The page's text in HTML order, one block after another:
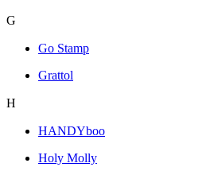
G
Go Stamp
Grattol
H
HANDYboo
Holy Molly